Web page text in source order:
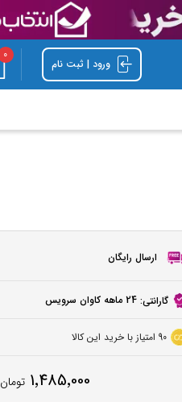
ورود | ثبت نام
0
ارسال رایگان
گارانتی: 24 ماهه کاوان سرویس
90 امتیاز با خرید این کالا
1٬485٬000 تومان